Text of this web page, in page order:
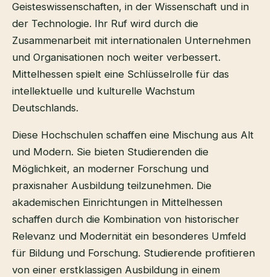
Geisteswissenschaften, in der Wissenschaft und in
der Technologie. Ihr Ruf wird durch die
Zusammenarbeit mit internationalen Unternehmen
und Organisationen noch weiter verbessert.
Mittelhessen spielt eine Schlüsselrolle für das
intellektuelle und kulturelle Wachstum
Deutschlands.
Diese Hochschulen schaffen eine Mischung aus Alt
und Modern. Sie bieten Studierenden die
Möglichkeit, an moderner Forschung und
praxisnaher Ausbildung teilzunehmen. Die
akademischen Einrichtungen in Mittelhessen
schaffen durch die Kombination von historischer
Relevanz und Modernität ein besonderes Umfeld
für Bildung und Forschung. Studierende profitieren
von einer erstklassigen Ausbildung in einem